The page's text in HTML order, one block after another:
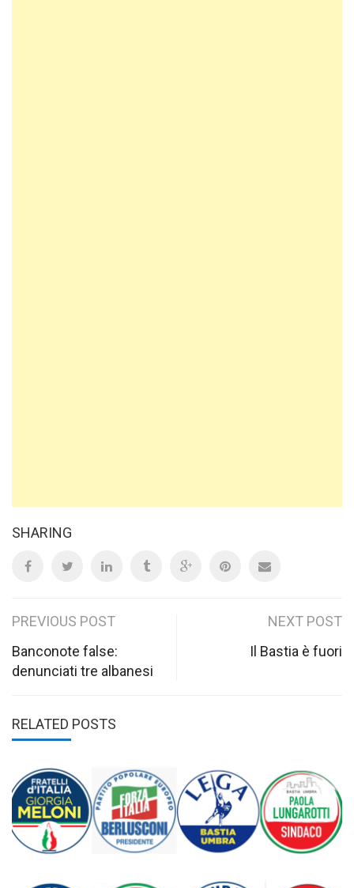
SHARING
Post
navigation
PREVIOUS POST
Banconote false:
denunciati tre albanesi
NEXT POST
Il Bastia è fuori
RELATED POSTS